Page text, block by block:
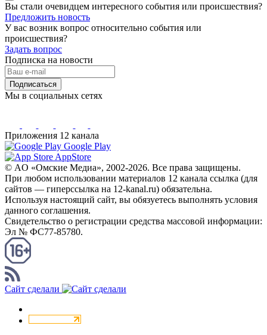
Вы стали очевидцем интересного события или происшествия?
Предложить новость
У вас возник вопрос относительно события или
происшествия?
Задать вопрос
Подписка на новости
Подписаться
Мы в социальных сетях
Приложения 12 канала
Google Play
AppStore
© AO «Омские Медиа», 2002-2026. Все права защищены.
При любом использовании материалов 12 канала ссылка (для
сайтов — гиперссылка на 12-kanal.ru) обязательна.
Используя настоящий сайт, вы обязуетесь выполнять условия
данного соглашения.
Свидетельство о регистрации средства массовой информации:
Эл № ФС77-85780.
Сайт сделали